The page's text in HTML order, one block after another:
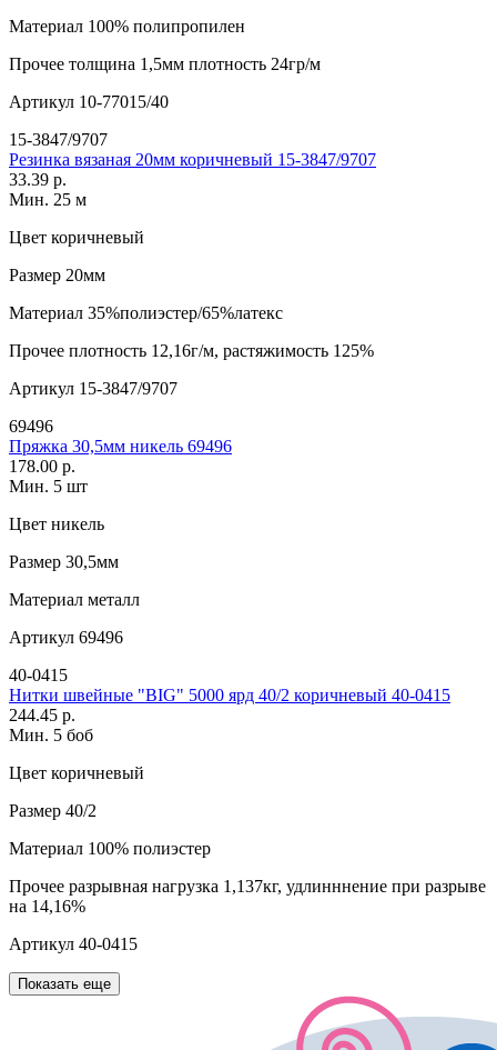
Материал 100% полипропилен
Прочее толщина 1,5мм плотность 24гр/м
Артикул 10-77015/40
15-3847/9707
Резинка вязаная 20мм коричневый 15-3847/9707
33.39 р.
Мин. 25 м
Цвет коричневый
Размер 20мм
Материал 35%полиэстер/65%латекс
Прочее плотность 12,16г/м, растяжимость 125%
Артикул 15-3847/9707
69496
Пряжка 30,5мм никель 69496
178.00 р.
Мин. 5 шт
Цвет никель
Размер 30,5мм
Материал металл
Артикул 69496
40-0415
Нитки швейные "BIG" 5000 ярд 40/2 коричневый 40-0415
244.45 р.
Мин. 5 боб
Цвет коричневый
Размер 40/2
Материал 100% полиэстер
Прочее разрывная нагрузка 1,137кг, удлинннение при разрыве
на 14,16%
Артикул 40-0415
Показать еще